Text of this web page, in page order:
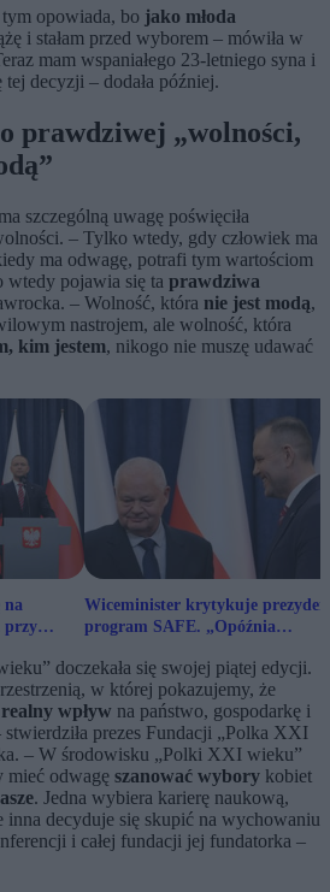
opowiada, bo jako młoda
i stałam przed wyborem – mówiła w
mam wspaniałego 23-letniego syna i
tej decyzji – dodała później.
prawdziwej „wolności,
szczególną uwagę poświęciła
– Tylko wtedy, gdy człowiek ma
ma odwagę, potrafi tym wartościom
wtedy pojawia się ta prawdziwa
– Wolność, która nie jest modą,
nastrojem, ale wolność, która
kim jestem, nikogo nie muszę udawać
na
przy
Wiceminister krytykuje
program SAFE. „Opóźnia
nawet rok”
doczekała się swojej piątej edycji.
w której pokazujemy, że
realny wpływ na państwo, gospodarkę i
prezes Fundacji „Polka XXI
– W środowisku „Polki XXI wieku”
mieć odwagę szanować wybory kobiet
. Jedna wybiera karierę naukową,
inna decyduje się skupić na wychowaniu
i całej fundacji jej fundatorka –